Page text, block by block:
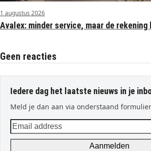
1 augustus 2026
Avalex: minder service, maar de
Geen reacties
Iedere dag het laatste nieuws in je
Meld je dan aan via onderstaand
Email
address
Aanmelden